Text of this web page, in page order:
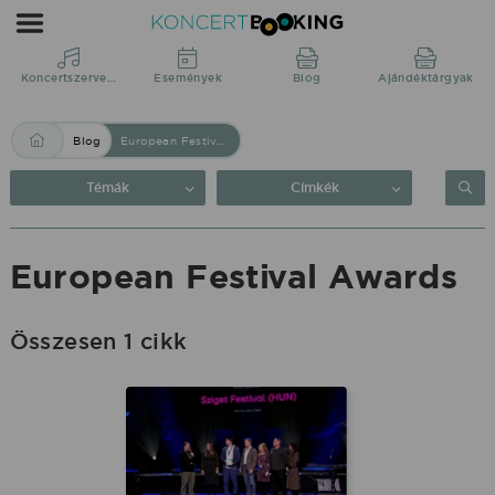
Blog:
European
Festival
KoncertBooking
Közvetlenül
produkciótól.
Koncertszervezés Események Blog Ajándéktárgyak
Blog
Témák Címkék
European Festival Awards
Összesen 1 cikk